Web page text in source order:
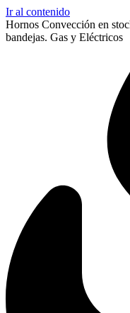
Ir al contenido
Hornos Convección en
bandejas. Gas y Eléctricos